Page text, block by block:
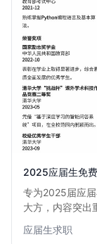
2025应届生免
专为2025届应
大方，内容突出
率。本模板尤其
应届生求职